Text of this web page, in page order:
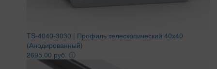
TS-4040-3030 | Профиль телескопический 40х40
(Анодированный)
2695.00 руб. ⓘ